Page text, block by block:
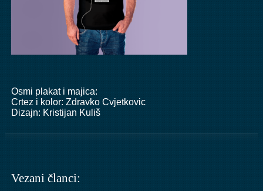
Osmi plakat i majica:
Crtez i kolor: Zdravko Cvjetkovic
Dizajn: Kristijan Kuliš
Vezani članci: